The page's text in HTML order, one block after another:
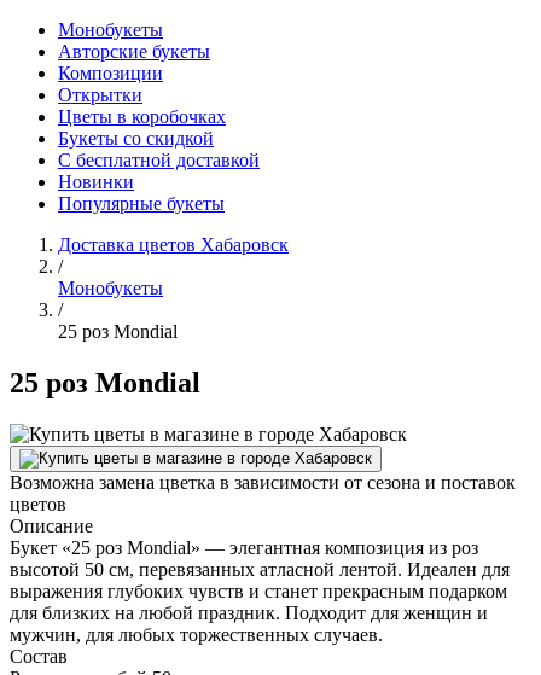
Монобукеты
Авторские букеты
Композиции
Открытки
Цветы в коробочках
Букеты со скидкой
С бесплатной доставкой
Новинки
Популярные букеты
Доставка цветов Хабаровск
/
Монобукеты
/
25 роз Mondial
25 роз Mondial
Возможна замена цветка в зависимости от сезона и поставок
цветов
Описание
Букет «25 роз Mondial» — элегантная композиция из роз
высотой 50 см, перевязанных атласной лентой. Идеален для
выражения глубоких чувств и станет прекрасным подарком
для близких на любой праздник. Подходит для женщин и
мужчин, для любых торжественных случаев.
Состав